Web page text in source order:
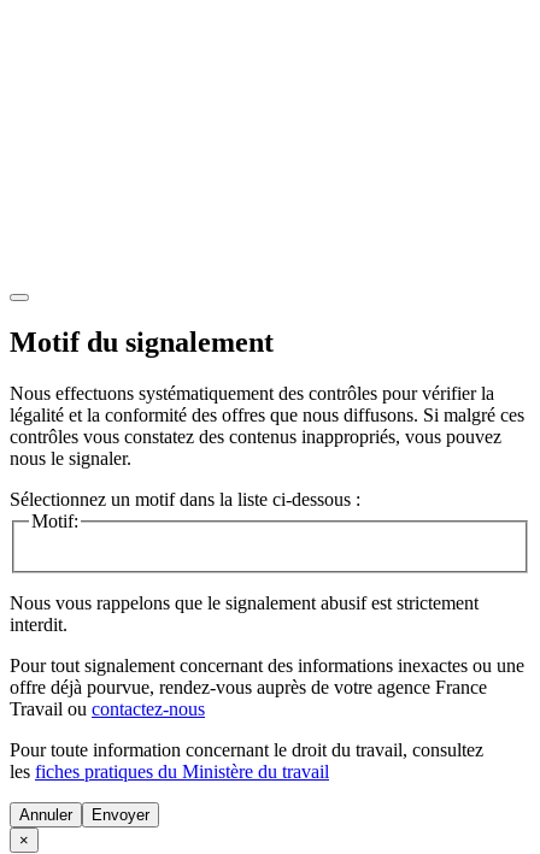
Motif du signalement
Nous effectuons systématiquement des contrôles pour vérifier la
légalité et la conformité des offres que nous diffusons. Si malgré ces
contrôles vous constatez des contenus inappropriés, vous pouvez
nous le signaler.
Sélectionnez un motif dans la liste ci-dessous :
Motif:
Nous vous rappelons que le signalement abusif est strictement
interdit.
Pour tout signalement concernant des informations inexactes ou une
offre déjà pourvue, rendez-vous auprès de votre agence France
Travail ou contactez-nous
Pour toute information concernant le droit du travail, consultez
les fiches pratiques du Ministère du travail
Annuler
×